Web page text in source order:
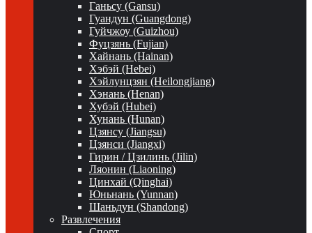
Ганьсу (Gansu)
Гуандун (Guangdong)
Гуйчжоу (Guizhou)
Фуцзянь (Fujian)
Хайнань (Hainan)
Хэбэй (Hebei)
Хэйлунцзян (Heilongjiang)
Хэнань (Henan)
Хубэй (Hubei)
Хунань (Hunan)
Цзянсу (Jiangsu)
Цзянси (Jiangxi)
Гирин / Цзилинь (Jilin)
Ляонин (Liaoning)
Цинхай (Qinghai)
Юньнань (Yunnan)
Шаньдун (Shandong)
Развлечения